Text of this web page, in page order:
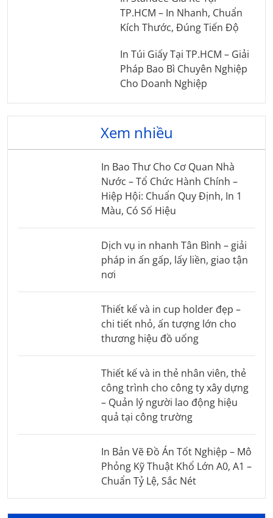
TP.HCM – In Nhanh, Chuẩn
Kích Thước, Đúng Tiến Độ
In Túi Giấy Tại TP.HCM – Giải
Pháp Bao Bì Chuyên Nghiệp
Cho Doanh Nghiệp
Xem nhiều
In Bao Thư Cho Cơ Quan Nhà
Nước – Tổ Chức Hành Chính –
Hiệp Hội: Chuẩn Quy Định, In 1
Màu, Có Số Hiệu
Dịch vụ in nhanh Tân Bình – giải
pháp in ấn gấp, lấy liền, giao tận
nơi
Thiết kế và in cup holder đẹp –
chi tiết nhỏ, ấn tượng lớn cho
thương hiệu đồ uống
Thiết kế và in thẻ nhân viên, thẻ
công trình cho công ty xây dựng
– Quản lý người lao động hiệu
quả tại công trường
In Bản Vẽ Đồ Án Tốt Nghiệp – Mô
Phỏng Kỹ Thuật Khổ Lớn A0, A1 –
Chuẩn Tỷ Lệ, Sắc Nét